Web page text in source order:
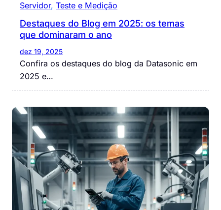
Servidor, Teste e Medição
Destaques do Blog em 2025: os temas
que dominaram o ano
dez 19, 2025
Confira os destaques do blog da Datasonic em
2025 e…